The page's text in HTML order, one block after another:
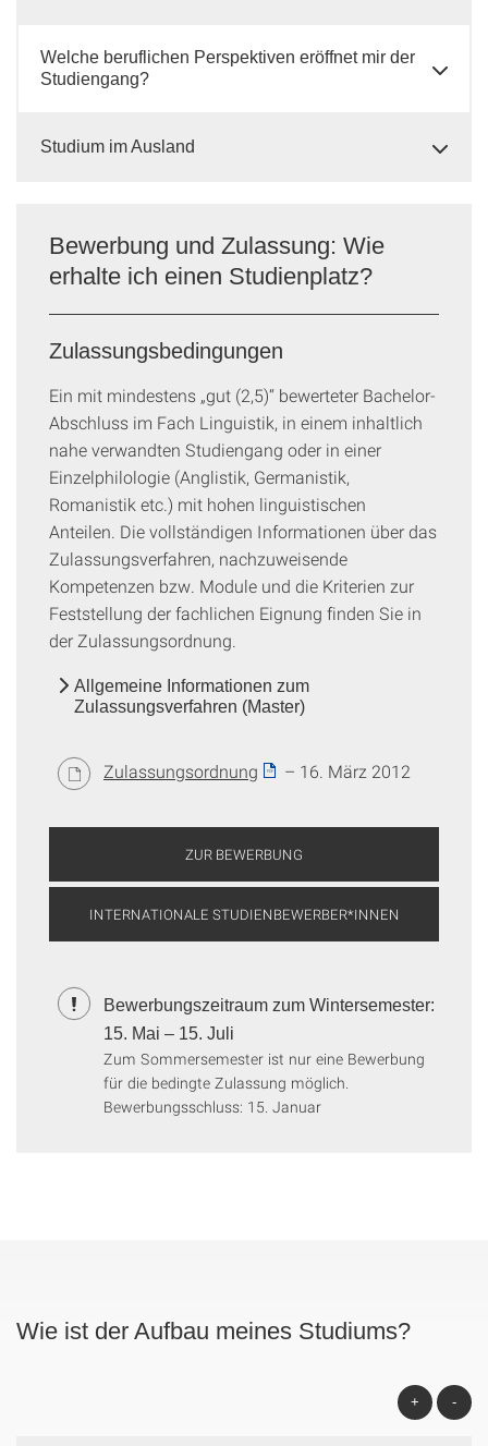
Welche beruflichen Perspektiven eröffnet mir der
Studiengang?
Studium im Ausland
Bewerbung und Zulassung: Wie
erhalte ich einen Studienplatz?
Zulassungsbedingungen
Ein mit mindestens „gut (2,5)“ bewerteter Bachelor-
Abschluss im Fach Linguistik, in einem inhaltlich
nahe verwandten Studiengang oder in einer
Einzelphilologie (Anglistik, Germanistik,
Romanistik etc.) mit hohen linguistischen
Anteilen. Die vollständigen Informationen über das
Zulassungsverfahren, nachzuweisende
Kompetenzen bzw. Module und die Kriterien zur
Feststellung der fachlichen Eignung finden Sie in
der Zulassungsordnung.
Allgemeine Informationen zum
Zulassungsverfahren (Master)
Zulassungsordnung – 16. März 2012
ZUR BEWERBUNG
INTERNATIONALE STUDIENBEWERBER*INNEN
Bewerbungszeitraum zum Wintersemester:
15. Mai – 15. Juli
Zum Sommersemester ist nur eine Bewerbung
für die bedingte Zulassung möglich.
Bewerbungsschluss: 15. Januar
Wie ist der Aufbau meines Studiums?
+ -